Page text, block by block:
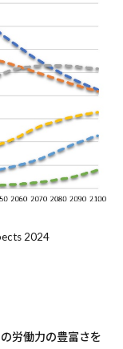
2024
労働力の豊富さを